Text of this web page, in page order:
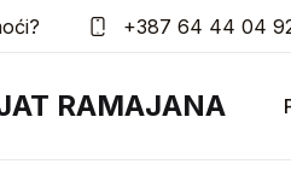
+387 64 44 04
RAMAJANA